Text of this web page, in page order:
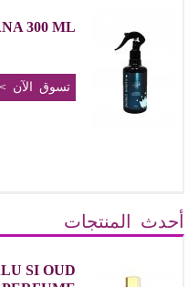
300 ML
تسوق الآن
أحدث المنتجات
SI OUD